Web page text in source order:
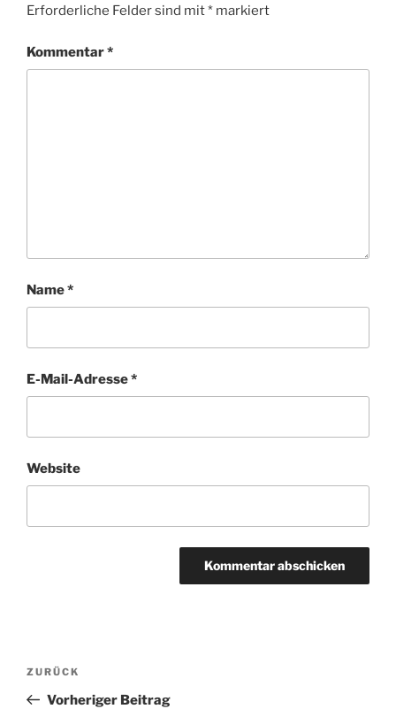
Erforderliche Felder sind mit* markiert
Kommentar*
Name*
E-Mail-Adresse*
Website
Beitragsnavigation
Vorheriger
Beitrag
ZURÜCK
Vorheriger Beitrag